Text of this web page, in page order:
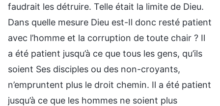
faudrait les détruire. Telle était la limite de Dieu.
Dans quelle mesure Dieu est-Il donc resté patient
avec l’homme et la corruption de toute chair ? Il
a été patient jusqu’à ce que tous les gens, qu’ils
soient Ses disciples ou des non-croyants,
n’empruntent plus le droit chemin. Il a été patient
jusqu’à ce que les hommes ne soient plus